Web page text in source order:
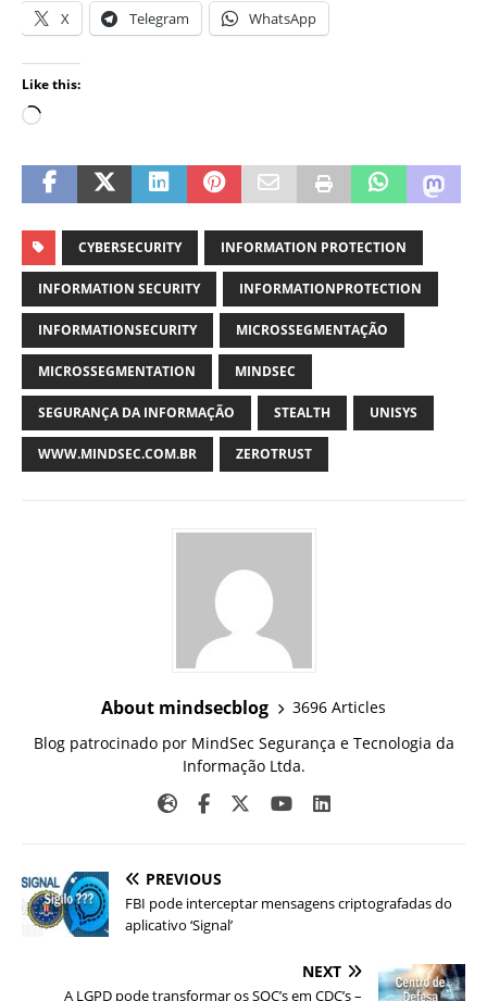
X Telegram WhatsApp
Like this:
CYBERSECURITY INFORMATION PROTECTION
INFORMATION SECURITY INFORMATIONPROTECTION
INFORMATIONSECURITY MICROSSEGMENTAÇÃO
MICROSSEGMENTATION MINDSEC
SEGURANÇA DA INFORMAÇÃO STEALTH UNISYS
WWW.MINDSEC.COM.BR ZEROTRUST
About mindsecblog
3696 Articles
Blog patrocinado por MindSec Segurança e Tecnologia da
Informação Ltda.
PREVIOUS
FBI pode interceptar mensagens criptografadas do
aplicativo ‘Signal’
NEXT
A LGPD pode transformar os SOC’s em CDC’s –